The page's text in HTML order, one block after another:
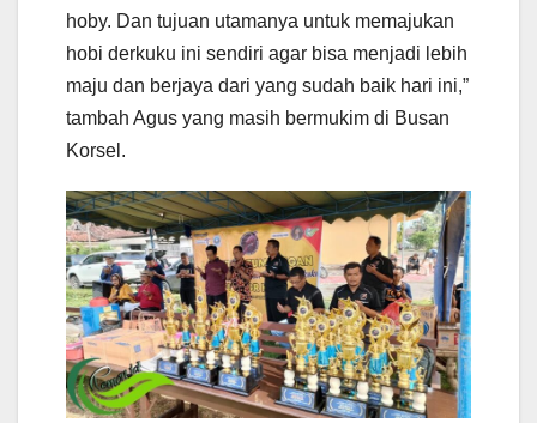
hoby. Dan tujuan utamanya untuk memajukan
hobi derkuku ini sendiri agar bisa menjadi lebih
maju dan berjaya dari yang sudah baik hari ini,”
tambah Agus yang masih bermukim di Busan
Korsel.